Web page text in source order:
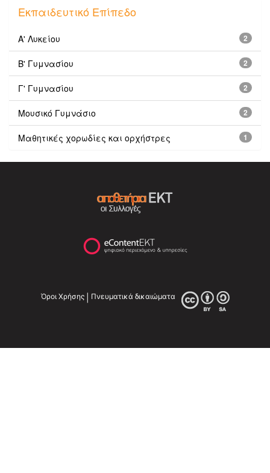
Εκπαιδευτικό Επίπεδο
2
Α' Λυκείου
2
Β' Γυμνασίου
2
Γ' Γυμνασίου
2
Μουσικό Γυμνάσιο
1
Μαθητικές χορωδίες και ορχήστρες